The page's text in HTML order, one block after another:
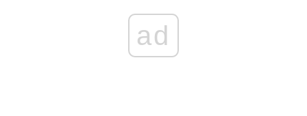
ad